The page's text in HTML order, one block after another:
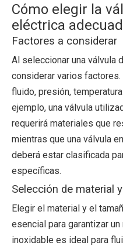
Cómo elegir la
eléctrica
Factores a considerar
Al seleccionar una válvula
considerar varios
fluido, presión,
ejemplo, una válvula
requerirá materiales que
mientras que una válvula
deberá estar clasificada
específicas.
Selección de material
Elegir el material y el
esencial para garantizar
inoxidable es ideal para